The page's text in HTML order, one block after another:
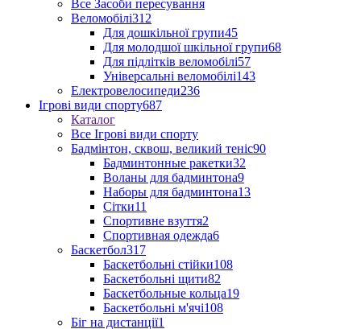
Все Засоби пересування
Веломобілі312
Для дошкільної групи45
Для молодшої шкільної групи68
Для підлітків веломобілі57
Універсальні веломобілі143
Електровелосипеди236
Ігрові види спорту687
Каталог
Все Ігрові види спорту
Бадмінтон, сквош, великий теніс90
Бадминтонные ракетки32
Воланы для бадминтона9
Наборы для бадминтона13
Сітки11
Спортивне взуття2
Спортивная одежда6
Баскетбол317
Баскетбольні стійки108
Баскетбольні щити82
Баскетбольные кольца19
Баскетбольні м'ячі108
Біг на дистанції1